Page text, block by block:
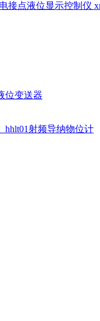
接点液位显示控制仪
位变送器
hhlt01射频导纳物位计